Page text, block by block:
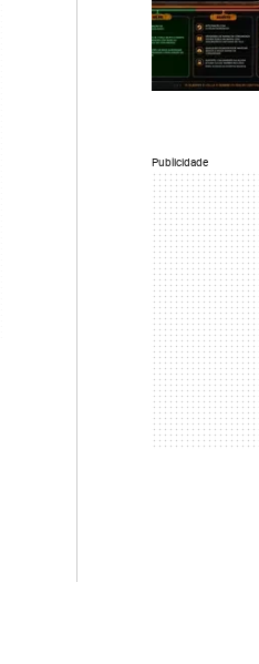
Publicidade